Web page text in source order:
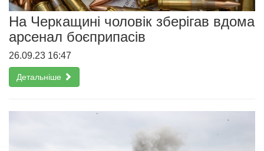
На Черкащині чоловік зберігав вдома
арсенал боєприпасів
26.09.23 16:47
Детальніше